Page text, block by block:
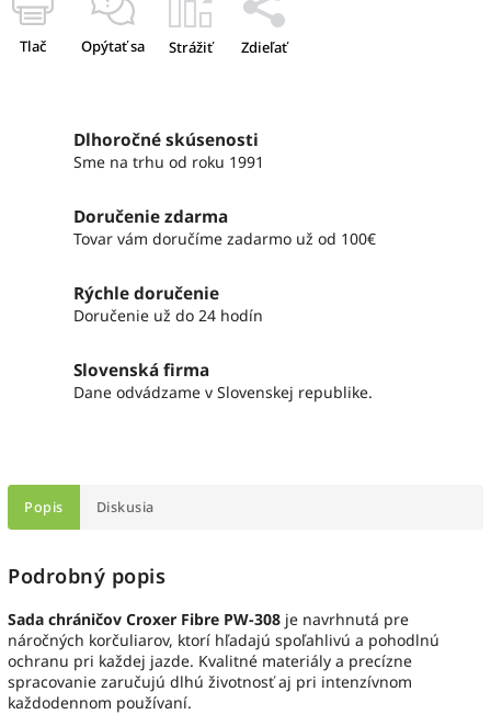
Tlač Opýtať sa Strážiť Zdieľať
Dlhoročné skúsenosti
Sme na trhu od roku 1991
Doručenie zdarma
Tovar vám doručíme zadarmo už od 100€
Rýchle doručenie
Doručenie už do 24 hodín
Slovenská firma
Dane odvádzame v Slovenskej republike.
Popis Diskusia
Podrobný popis
Sada chráničov Croxer Fibre PW-308 je navrhnutá pre
náročných korčuliarov, ktorí hľadajú spoľahlivú a pohodlnú
ochranu pri každej jazde. Kvalitné materiály a precízne
spracovanie zaručujú dlhú životnosť aj pri intenzívnom
každodennom používaní.